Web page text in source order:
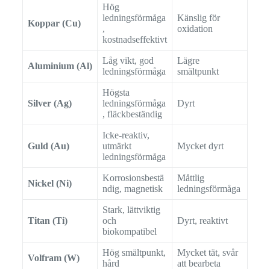
Koppar (Cu)
Hög
ledningsförmåga
,
kostnadseffektivt
Känslig för
oxidation
Aluminium (Al)
Låg vikt, god
ledningsförmåga
Lägre
smältpunkt
Silver (Ag)
Högsta
ledningsförmåga
, fläckbeständig
Dyrt
Guld (Au)
Icke-reaktiv,
utmärkt
ledningsförmåga
Mycket dyrt
Nickel (Ni)
Korrosionsbestä
ndig, magnetisk
Måttlig
ledningsförmåga
Titan (Ti)
Stark, lättviktig
och
biokompatibel
Dyrt, reaktivt
Volfram (W)
Hög smältpunkt,
hård
Mycket tät, svår
att bearbeta